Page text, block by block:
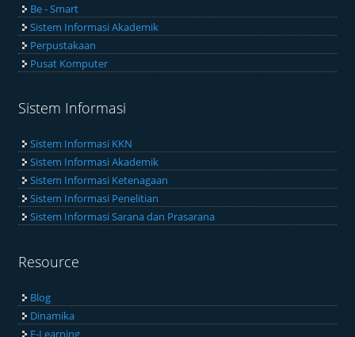
Be - Smart
Sistem Informasi Akademik
Perpustakaan
Pusat Komputer
Sistem Informasi
Sistem Informasi KKN
Sistem Informasi Akademik
Sistem Informasi Ketenagaan
Sistem Informasi Penelitian
Sistem Informasi Sarana dan Prasarana
Resource
Blog
Dinamika
E-Learning